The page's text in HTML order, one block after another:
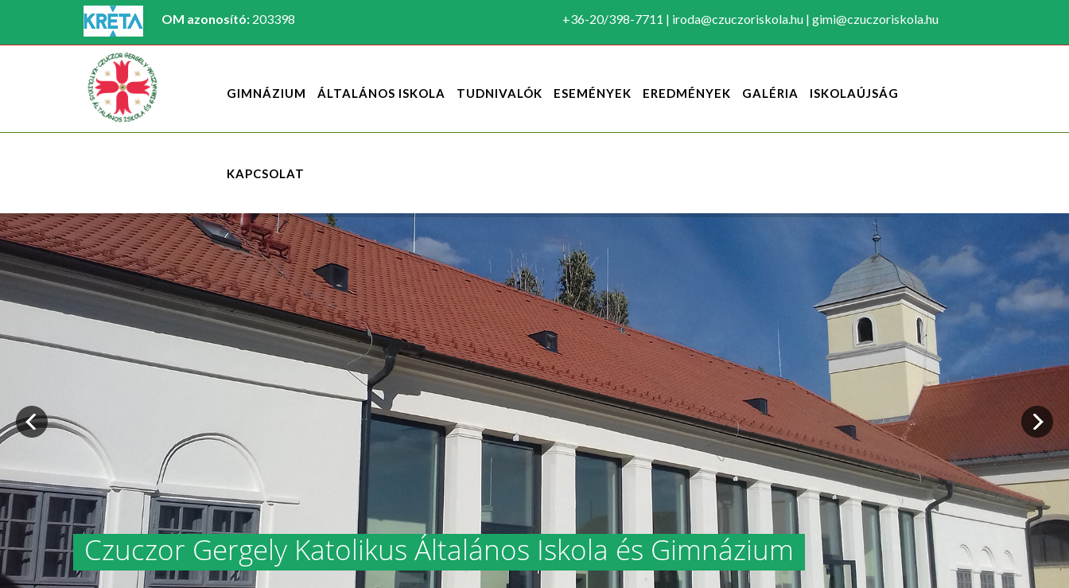
OM azonosító: 203398 +36-20/398-7711 | iroda@czuczoriskola.hu | gimi@czuczoriskola.hu
GIMNÁZIUM ÁLTALÁNOS ISKOLA TUDNIVALÓK ESEMÉNYEK EREDMÉNYEK GALÉRIA ISKOLAÚJSÁG
KAPCSOLAT
Czuczor Gergely Katolikus Általános Iskola és Gimnázium